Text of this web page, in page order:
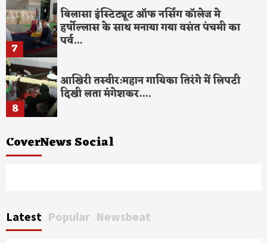
7
बिलासा इंस्टिट्यूट ऑफ नर्सिंग कॉलेज मे
हर्षोल्लास के साथ मनाया गया वसंत पंचमी का
पर्व…
8
आखिरी तस्वीर:महान गायिका तिरंगे में लिपटी
दिखी लता मंंगेशकर….
CoverNews Social
Latest Popular Newsbeat